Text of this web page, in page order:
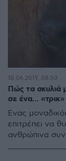
Πώς τα σκυλιά
σε ένα... «τρικ»
Ένας
επιτρέπει να
ανθρώπινα
18.06.2019, 08:50